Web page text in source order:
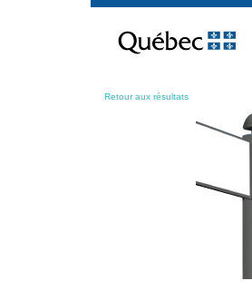
contenu
Retour aux résultats